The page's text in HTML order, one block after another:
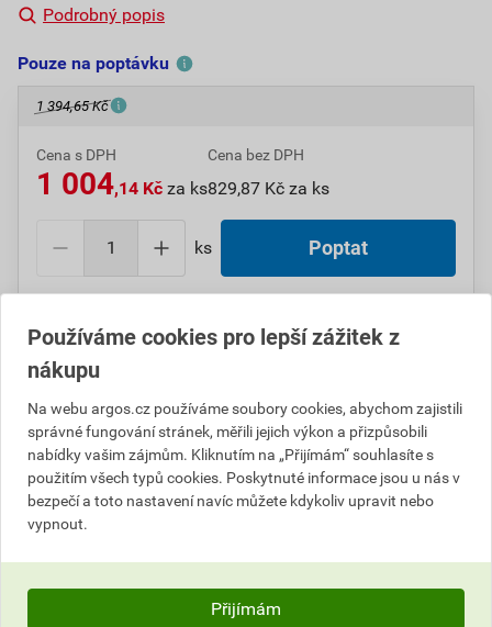
Podrobný popis
Pouze na poptávku
1 394,65 Kč
Cena s DPH
1 004,14 Kč za ks
Cena bez DPH
829,87 Kč za ks
ks Poptat
(829,87Kčbez DPH).
Výrobky značky:WEIDMÜLLER
Popis
WEIDMÜLLER 1423350000 HSS-HF 2.4-4.8 EL W13M
Používáme cookies pro lepší zážitek z
nákupu
Na webu argos.cz používáme soubory cookies, abychom zajistili
správné fungování stránek, měřili jejich výkon a přizpůsobili
nabídky vašim zájmům. Kliknutím na „Přijímám“ souhlasíte s
použitím všech typů cookies. Poskytnuté informace jsou u nás v
bezpečí a toto nastavení navíc můžete kdykoliv upravit nebo
vypnout.
Přijímám